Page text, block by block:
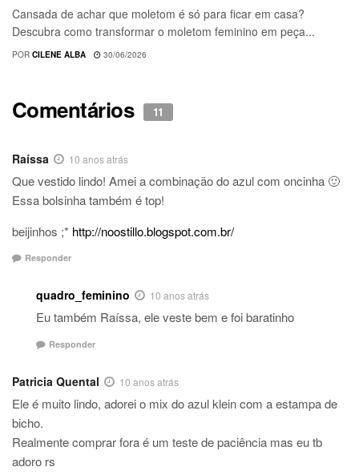
Cansada de achar que moletom é só para ficar em casa?
Descubra como transformar o moletom feminino em peça...
POR CILENE ALBA 30/06/2026
Comentários 11
Raíssa 10 anos atrás
Que vestido lindo! Amei a combinação do azul com oncinha 🙂
Essa bolsinha também é top!
beijinhos ;* http://noostillo.blogspot.com.br/
Responder
quadro_feminino 10 anos atrás
Eu também Raíssa, ele veste bem e foi baratinho
Responder
Patricia Quental 10 anos atrás
Ele é muito lindo, adorei o mix do azul klein com a estampa de
bicho.
Realmente comprar fora é um teste de paciência mas eu tb
adoro rs